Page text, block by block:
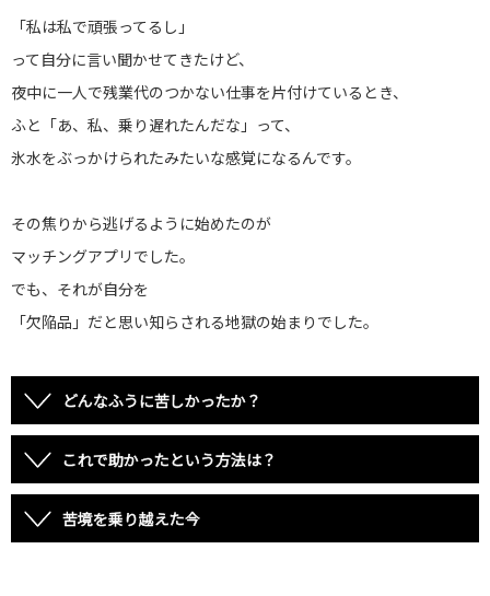
「私は私で頑張ってるし」
って自分に言い聞かせてきたけど、
夜中に一人で残業代のつかない仕事を片付けているとき、
ふと「あ、私、乗り遅れたんだな」って、
氷水をぶっかけられたみたいな感覚になるんです。
その焦りから逃げるように始めたのが
マッチングアプリでした。
でも、それが自分を
「欠陥品」だと思い知らされる地獄の始まりでした。
どんなふうに苦しかったか？
これで助かったという方法は？
苦境を乗り越えた今